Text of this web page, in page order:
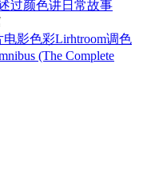
过颜色讲日常故事
影色彩Lirhtroom调色
(The Complete